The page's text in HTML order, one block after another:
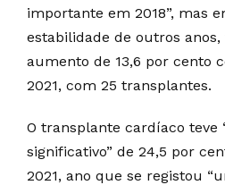
importante em 2018”, mas
estabilidade de outros
aumento de 13,6 por cento
2021, com 25 transplantes.
O transplante cardíaco teve
significativo” de 24,5 por
2021, ano que se registou